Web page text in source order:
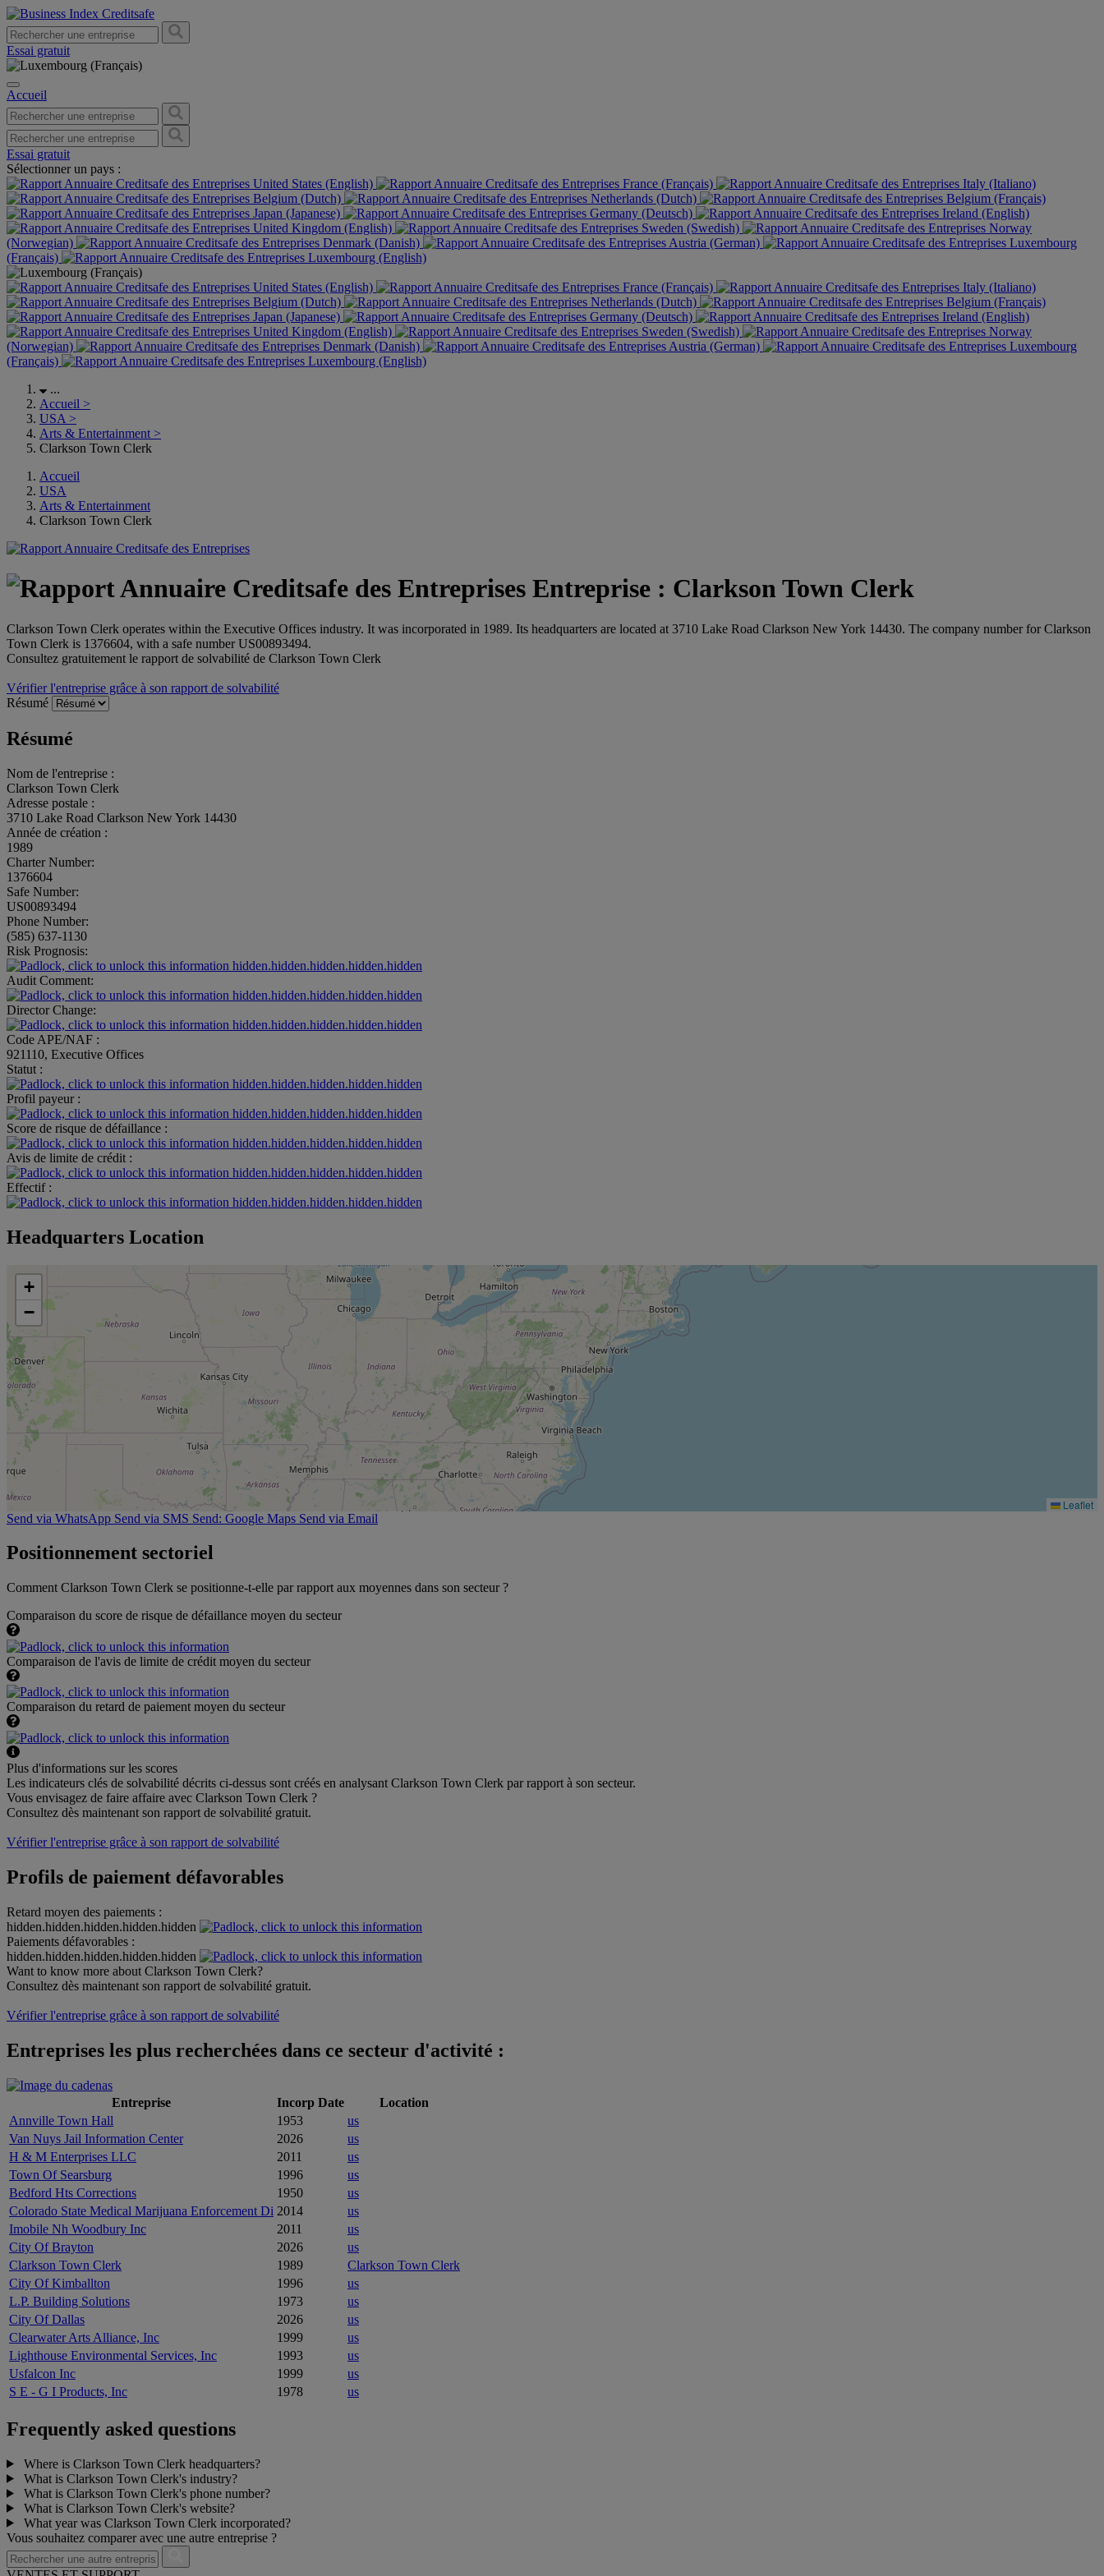
Essai gratuit
Accueil
Essai gratuit
Sélectionner un pays :
United States (English)
France (Français)
Italy (Italiano)
Belgium (Dutch)
Netherlands (Dutch)
Belgium (Français)
Japan (Japanese)
Germany (Deutsch)
Ireland (English)
United Kingdom (English)
Sweden (Swedish)
Norway
(Norwegian)
Denmark (Danish) Austria (German)
Luxembourg
(Français)
Luxembourg (English)
United States (English) France (Français)
Italy (Italiano)
Belgium (Dutch)
Netherlands (Dutch)
Belgium (Français)
Japan (Japanese)
Germany (Deutsch)
Ireland (English)
United Kingdom (English)
Sweden (Swedish)
Norway
(Norwegian)
Denmark (Danish) Austria (German)
Luxembourg
(Français)
Luxembourg (English)
...
Accueil >
USA >
Arts & Entertainment >
Clarkson Town Clerk
Accueil
USA
Arts & Entertainment
Clarkson Town Clerk
Entreprise : Clarkson Town Clerk
Clarkson Town Clerk operates within the Executive Offices industry. It was incorporated in 1989. Its headquarters are located at 3710 Lake Road Clarkson New York 14430. The company number for Clarkson
Town Clerk is 1376604, with a safe number US00893494.
Consultez gratuitement le rapport de solvabilité de Clarkson Town Clerk
Vérifier l'entreprise grâce à son rapport de solvabilité
Résumé
Résumé
Nom de l'entreprise :
Clarkson Town Clerk
Adresse postale :
3710 Lake Road Clarkson New York 14430
Année de création :
1989
Charter Number:
1376604
Safe Number:
US00893494
Phone Number:
(585) 637-1130
Risk Prognosis:
hidden.hidden.hidden.hidden.hidden
Audit Comment:
hidden.hidden.hidden.hidden.hidden
Director Change:
hidden.hidden.hidden.hidden.hidden
Code APE/NAF :
921110, Executive Offices
Statut :
hidden.hidden.hidden.hidden.hidden
Profil payeur :
hidden.hidden.hidden.hidden.hidden
Score de risque de défaillance :
hidden.hidden.hidden.hidden.hidden
Avis de limite de crédit :
hidden.hidden.hidden.hidden.hidden
Effectif :
hidden.hidden.hidden.hidden.hidden
Headquarters Location
+
−
Leaflet
Send via WhatsApp Send via SMS Send: Google Maps Send via Email
Positionnement sectoriel
Comment Clarkson Town Clerk se positionne-t-elle par rapport aux moyennes dans son secteur ?
Comparaison du score de risque de défaillance moyen du secteur
Comparaison de l'avis de limite de crédit moyen du secteur
Comparaison du retard de paiement moyen du secteur
Plus d'informations sur les scores
Les indicateurs clés de solvabilité décrits ci-dessus sont créés en analysant Clarkson Town Clerk par rapport à son secteur.
Vous envisagez de faire affaire avec Clarkson Town Clerk ?
Consultez dès maintenant son rapport de solvabilité gratuit.
Vérifier l'entreprise grâce à son rapport de solvabilité
Profils de paiement défavorables
Retard moyen des paiements :
hidden.hidden.hidden.hidden.hidden
Paiements défavorables :
hidden.hidden.hidden.hidden.hidden
Want to know more about Clarkson Town Clerk?
Consultez dès maintenant son rapport de solvabilité gratuit.
Vérifier l'entreprise grâce à son rapport de solvabilité
Entreprises les plus recherchées dans ce secteur d'activité :
Entreprise Incorp Date
Location
Annville Town Hall
1953
us
Van Nuys Jail Information Center
2026
us
H & M Enterprises LLC
2011
us
Town Of Searsburg
1996
us
Bedford Hts Corrections
1950
us
Colorado State Medical Marijuana Enforcement Di 2014
us
Imobile Nh Woodbury Inc
2011
us
City Of Brayton
2026
us
Clarkson Town Clerk
1989
Clarkson Town Clerk
City Of Kimballton
1996
us
L.P. Building Solutions
1973
us
City Of Dallas
2026
us
Clearwater Arts Alliance, Inc
1999
us
Lighthouse Environmental Services, Inc
1993
us
Usfalcon Inc
1999
us
S E - G I Products, Inc
1978 us
Frequently asked questions
Where is Clarkson Town Clerk headquarters?
What is Clarkson Town Clerk's industry?
What is Clarkson Town Clerk's phone number?
What is Clarkson Town Clerk's website?
What year was Clarkson Town Clerk incorporated?
Vous souhaitez comparer avec une autre entreprise ?